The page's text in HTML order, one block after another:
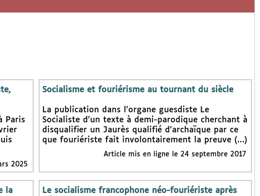
Paris
2025
Socialisme et fouriérisme au tournant du siècle
La publication dans l’organe guesdiste Le
Socialiste d’un texte à demi-parodique cherchant à
disqualifier un Jaurès qualifié d’archaïque par ce
que fouriériste fait involontairement la preuve (…)
Article mis en ligne le 24 septembre 2017
la
Le socialisme francophone néo-fouriériste après